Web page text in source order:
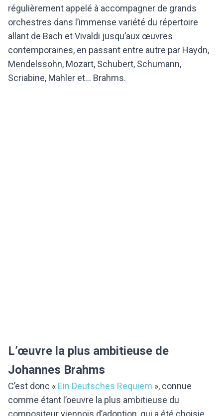
régulièrement appelé à accompagner de grands
orchestres dans l’immense variété du répertoire
allant de Bach et Vivaldi jusqu’aux œuvres
contemporaines, en passant entre autre par Haydn,
Mendelssohn, Mozart, Schubert, Schumann,
Scriabine, Mahler et… Brahms.
L’œuvre la plus ambitieuse de
Johannes Brahms
C’est donc « Ein Deutsches Requiem », connue
comme étant l’oeuvre la plus ambitieuse du
compositeur viennois d’adoption, qui a été choisie